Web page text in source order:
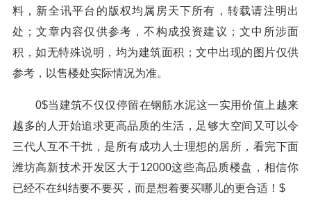
料，新全讯平台的版权均属房天下所有，转载请注明出
处；文章内容仅供参考，不构成投资建议；文中所涉面
积，如无特殊说明，均为建筑面积；文中出现的图片仅供
参考，以售楼处实际情况为准。
0$当建筑不仅仅停留在钢筋水泥这一实用价值上越来
越多的人开始追求更高品质的生活，足够大空间又可以令
三代人互不干扰，是所有成功人士理想的居所，看完下面
潍坊高新技术开发区大于12000这些高品质楼盘，相信你
已经不在纠结要不要买，而是想着要买哪儿的更合适！$